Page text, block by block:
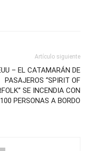
Artículo siguiente
– EL CATAMARÁN DE
PASAJEROS “SPIRIT OF
SE INCENDIA CON
100 PERSONAS A BORDO